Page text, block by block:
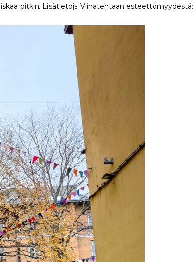
pitkin. Lisätietoja Viinatehtaan esteettömyydestä: